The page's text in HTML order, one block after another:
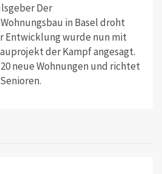
Der
in Basel droht
Entwicklung wurde nun mit
der Kampf angesagt.
neue Wohnungen und richtet